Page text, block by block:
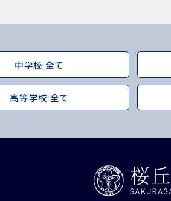
中学校 全て
高等学校 全て